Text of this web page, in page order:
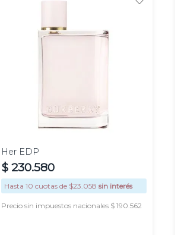
100
ml
Her EDP
$ 230.580
Hasta 10 cuotas de $23.058 sin interés
Precio sin impuestos nacionales $ 190.562